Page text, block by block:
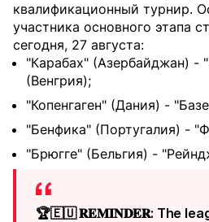
квалификационный турнир.
участника основного этапа
сегодня, 27 августа:
"Карабах" (Азербайджан) -
(Венгрия);
"Копенгаген" (Дания) -
"Бенфика" (Португалия) -
"Брюгге" (Бельгия) -
🏆🇪🇺 𝐑𝐄𝐌𝐈𝐍𝐃𝐄𝐑: The